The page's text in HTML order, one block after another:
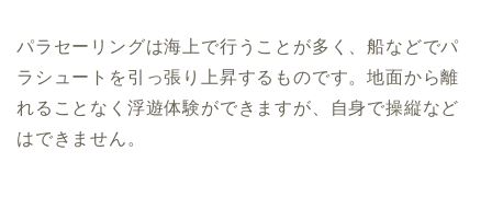
パラセーリングは海上で行うことが多く、船などでパ
ラシュートを引っ張り上昇するものです。地面から離
れることなく浮遊体験ができますが、自身で操縦など
はできません。